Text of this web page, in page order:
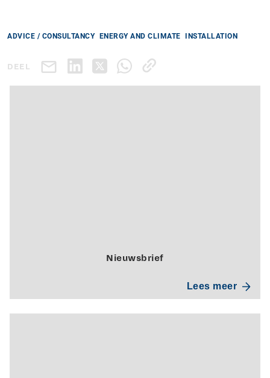
ADVICE / CONSULTANCY ENERGY AND CLIMATE INSTALLATION
DEEL
Nieuwsbrief
Lees meer